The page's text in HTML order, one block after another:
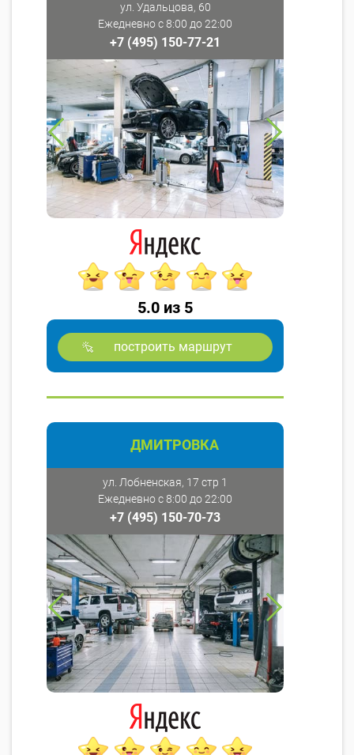
ул. Удальцова, 60
Ежедневно с 8:00 до 22:00
+7 (495) 150-77-21
5.0 из 5
построить маршрут
ДМИТРОВКА
ул. Лобненская, 17 стр 1
Ежедневно с 8:00 до 22:00
+7 (495) 150-70-73